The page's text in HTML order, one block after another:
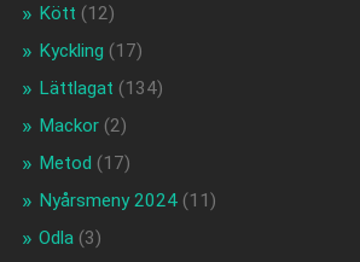
Kött (12)
Kyckling (17)
Lättlagat (134)
Mackor(2)
Metod (17)
Nyårsmeny 2024(11)
Odla(3)